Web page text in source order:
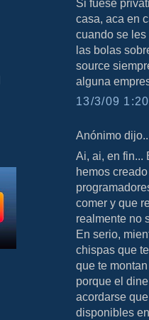
Si fuese
casa, aca en
cuando se
las bolas
source
alguna
13/3/09
Anónimo
Ai, ai, en fin...
hemos
comer y que
realmente no
En serio,
chispas que
que te
porque el
acordarse
disponibles